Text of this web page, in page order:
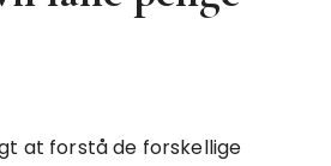
at forstå de forskellige